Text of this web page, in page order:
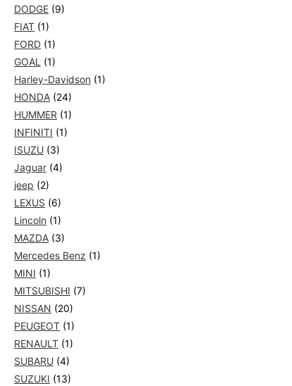
DODGE (9)
FIAT (1)
FORD (1)
GOAL (1)
Harley-Davidson (1)
HONDA (24)
HUMMER (1)
INFINITI (1)
ISUZU (3)
Jaguar (4)
jeep (2)
LEXUS (6)
Lincoln (1)
MAZDA (3)
Mercedes Benz (1)
MINI (1)
MITSUBISHI (7)
NISSAN (20)
PEUGEOT (1)
RENAULT (1)
SUBARU (4)
SUZUKI (13)